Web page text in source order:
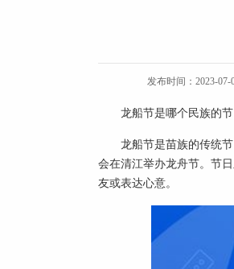
发布时间：2023-07-
龙船节是哪个民族的节
龙船节是苗族的传统
会在清江举办龙舟节。节
友或表达心意。